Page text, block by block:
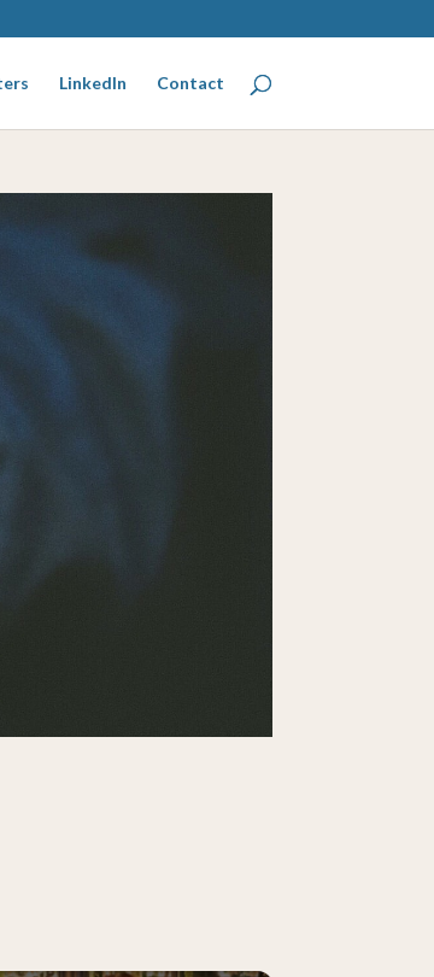
LinkedIn Contact